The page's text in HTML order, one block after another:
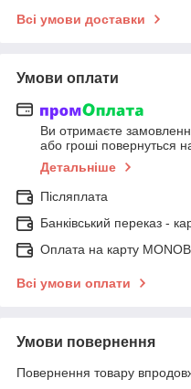
Всі умови доставки
Умови оплати
Ви отримаєте
або гроші повернуться
Детальніше
Післяплата
Банківський переказ -
Оплата на карту
Всі умови оплати
Умови повернення
Повернення товару